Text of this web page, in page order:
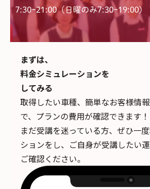
7:30~21:00（日曜のみ7:30~19:00)
まずは、
料金シミュレーションを
してみる
取得したい車種、簡単なお客様情
で、 プランの費用が確認できます！
まだ受講を迷っている方、ぜひ一
ションをし、ご自身が受講したい
ご確認ください。